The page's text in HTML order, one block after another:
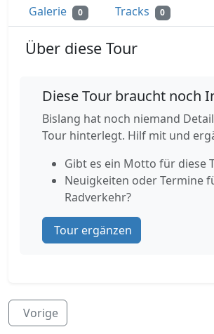
Galerie 0 Tracks 0
Über diese Tour
Diese Tour braucht noch
Bislang hat noch niemand
Tour hinterlegt. Hilf mit und
Gibt es ein Motto für diese
Neuigkeiten oder Termine
Radverkehr?
Tour ergänzen
Vorige